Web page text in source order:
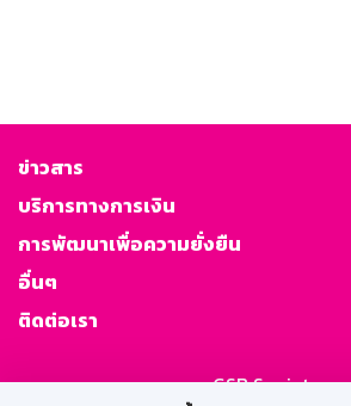
ข่าวสาร
บริการทางการเงิน
การพัฒนาเพื่อความยั่งยืน
อื่นๆ
ติดต่อเรา
GSB Society: